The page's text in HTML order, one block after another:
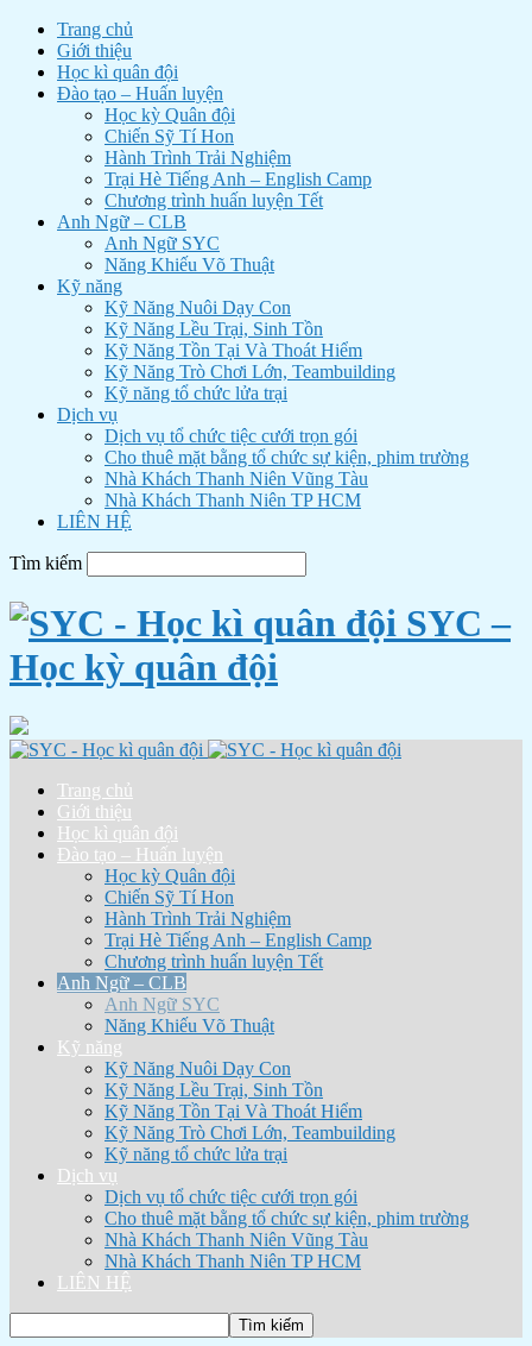
Trang chủ
Giới thiệu
Học kì quân đội
Đào tạo – Huấn luyện
Học kỳ Quân đội
Chiến Sỹ Tí Hon
Hành Trình Trải Nghiệm
Trại Hè Tiếng Anh – English Camp
Chương trình huấn luyện Tết
Anh Ngữ – CLB
Anh Ngữ SYC
Năng Khiếu Võ Thuật
Kỹ năng
Kỹ Năng Nuôi Dạy Con
Kỹ Năng Lều Trại, Sinh Tồn
Kỹ Năng Tồn Tại Và Thoát Hiểm
Kỹ Năng Trò Chơi Lớn, Teambuilding
Kỹ năng tổ chức lửa trại
Dịch vụ
Dịch vụ tổ chức tiệc cưới trọn gói
Cho thuê mặt bằng tổ chức sự kiện, phim trường
Nhà Khách Thanh Niên Vũng Tàu
Nhà Khách Thanh Niên TP HCM
LIÊN HỆ
Tìm kiếm
SYC –
Học kỳ quân đội
Trang chủ
Giới thiệu
Học kì quân đội
Đào tạo – Huấn luyện
Học kỳ Quân đội
Chiến Sỹ Tí Hon
Hành Trình Trải Nghiệm
Trại Hè Tiếng Anh – English Camp
Chương trình huấn luyện Tết
Anh Ngữ – CLB
Anh Ngữ SYC
Năng Khiếu Võ Thuật
Kỹ năng
Kỹ Năng Nuôi Dạy Con
Kỹ Năng Lều Trại, Sinh Tồn
Kỹ Năng Tồn Tại Và Thoát Hiểm
Kỹ Năng Trò Chơi Lớn, Teambuilding
Kỹ năng tổ chức lửa trại
Dịch vụ
Dịch vụ tổ chức tiệc cưới trọn gói
Cho thuê mặt bằng tổ chức sự kiện, phim trường
Nhà Khách Thanh Niên Vũng Tàu
Nhà Khách Thanh Niên TP HCM
LIÊN HỆ